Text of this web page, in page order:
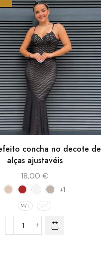
concha no decote de
alças ajustavéis
18,00€
+1
M/L S/M